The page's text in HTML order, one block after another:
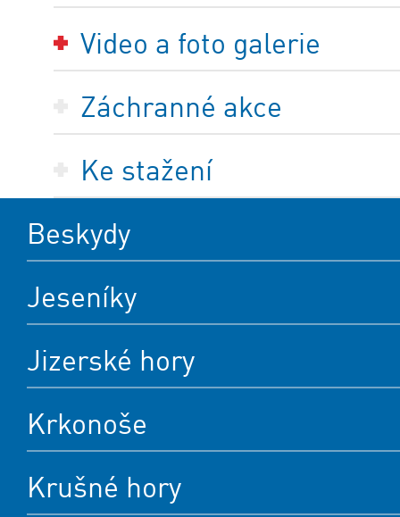
Video a foto galerie
Záchranné akce
Ke stažení
Beskydy
Jeseníky
Jizerské hory
Krkonoše
Krušné hory